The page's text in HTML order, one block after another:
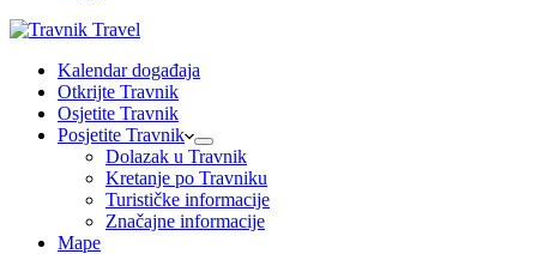
Kalendar događaja
Otkrijte Travnik
Osjetite Travnik
Posjetite Travnik
Dolazak u Travnik
Kretanje po Travniku
Turističke informacije
Značajne informacije
Mape